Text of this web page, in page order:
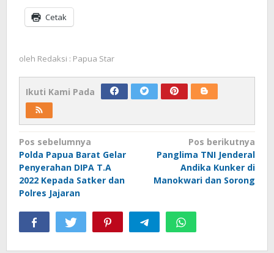
Cetak
oleh Redaksi : Papua Star
Ikuti Kami Pada
Navigasi
pos
Pos sebelumnya
Polda Papua Barat Gelar
Penyerahan DIPA T.A
2022 Kepada Satker dan
Polres Jajaran
Pos berikutnya
Panglima TNI Jenderal
Andika Kunker di
Manokwari dan Sorong